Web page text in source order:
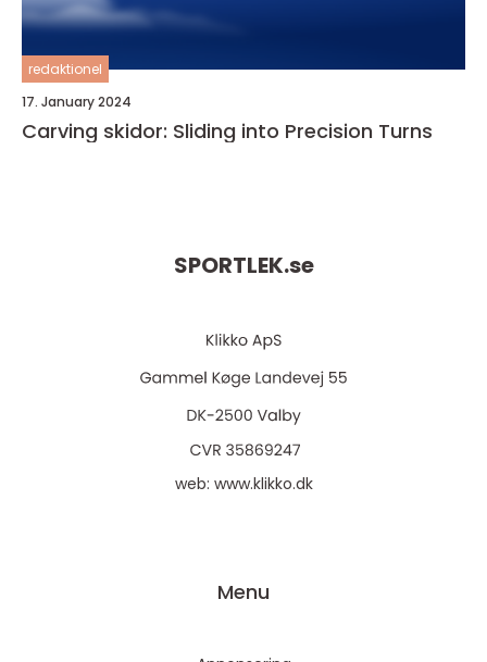
redaktionel
17. January 2024
Carving skidor: Sliding into Precision Turns
SPORTLEK.se
web: www.klikko.dk
Menu